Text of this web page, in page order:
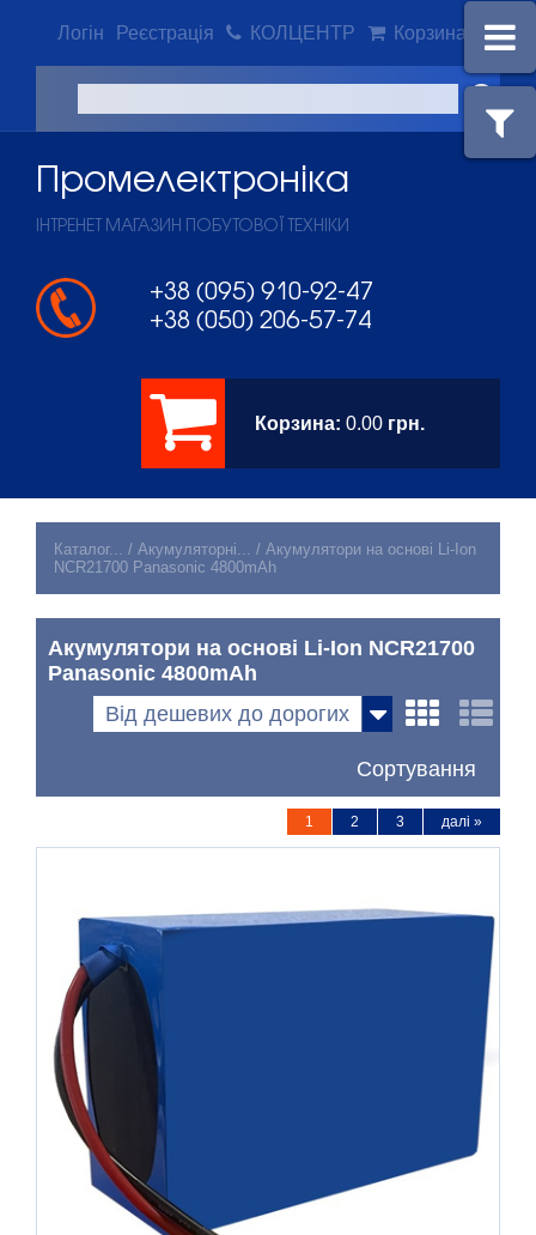
Логін Реєстрація КОЛЦЕНТР Корзина
Промeлектроніка
ІНТРЕНЕТ МАГАЗИН ПОБУТОВОЇ ТЕХНІКИ
+38 (095) 910-92-47
+38 (050) 206-57-74
Корзина: 0.00 грн.
Каталог... / Акумуляторні... / Акумулятори на основі Li-Ion
NCR21700 Panasonic 4800mAh
Акумулятори на основі Li-Ion NCR21700
Panasonic 4800mAh
Від дешевих до дорогих
Сортування
1 2 3 далі »